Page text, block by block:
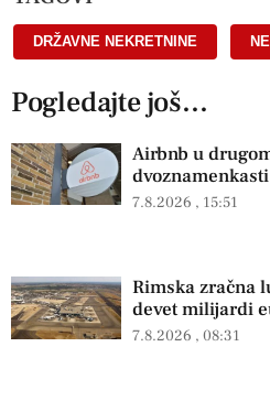
DRŽAVNE NEKRETNINE
Pogledajte još...
Airbnb u
7.8.2026 15:51
Rimska zračna
devet milijardi
7.8.2026 08:31